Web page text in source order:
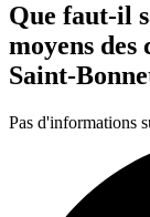
Que faut-il
moyens
Saint-
Pas d'informations